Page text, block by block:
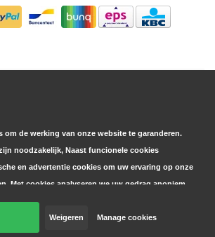
2026 Parts4GSM - Design byWebdinge.nl
om de werking van onze website te garanderen.
noodzakelijk, Naast funcionele cookies
en advertentie cookies om uw ervaring op onze
Met cookies analyseren we uw gedrag anoniem,
onze website, om onze diensten te
te tonen. Lees hier meer over in onze
. Klik op 'bevestigen' om akkoord te gaan
Weigeren Manage cookies